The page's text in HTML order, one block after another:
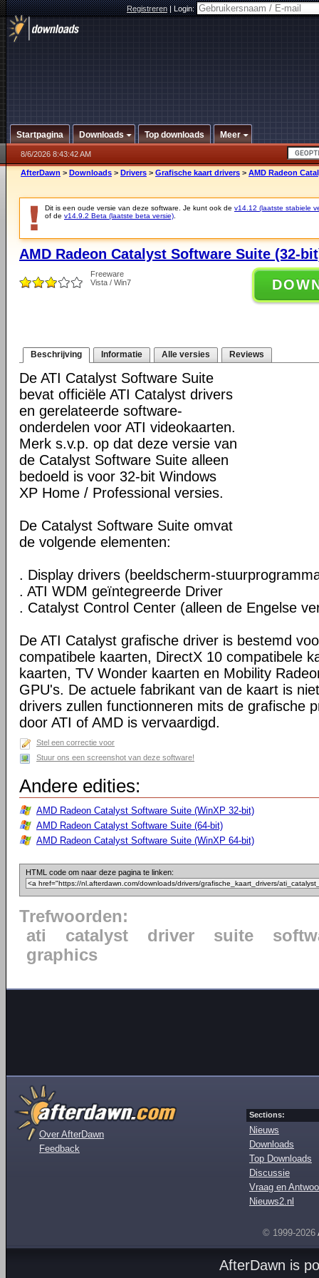
Registreren|Login:
Startpagina Downloads Top downloads Meer
8/6/2026 8:43:42 AM
AfterDawn > Downloads > Drivers > Grafische kaart drivers > AMD Radeon
Dit is een oude versie van deze software. Je kunt ook de v14.12 (laatste stabiele
of de v14.9.2 Beta (laatste beta versie)
AMD Radeon Catalyst Software Suite (32-
Freeware
Vista / Win7
Beschrijving Informatie Alle versies Reviews
De ATI Catalyst Software Suite
bevat officiële ATI Catalyst drivers
en gerelateerde software-
onderdelen voor ATI videokaarten.
Merk s.v.p. op dat deze versie van
de Catalyst Software Suite alleen
bedoeld is voor 32-bit Windows
XP Home / Professional versies.
De Catalyst Software Suite omvat
de volgende elementen:
. Display drivers (beeldscherm-
. ATI WDM geïntegreerde Driver
. Catalyst Control Center (alleen de Engelse
De ATI Catalyst grafische driver is bestemd
compatibele kaarten, DirectX 10 compatibele
kaarten, TV Wonder kaarten en Mobility
GPU's. De actuele fabrikant van de kaart is
drivers zullen functionneren mits de grafische
door ATI of AMD is vervaardigd.
Stel een correctie voor
Stuur ons een screenshot van deze software!
Andere edities:
AMD Radeon Catalyst Software Suite (WinXP 32-bit)
AMD Radeon Catalyst Software Suite (64-bit)
AMD Radeon Catalyst Software Suite (WinXP 64-bit)
HTML code om naar deze pagina te linken:
Trefwoorden:
ati
catalyst driver suite
graphics
Over AfterDawn
Feedback
Sections:
Nieuws
Downloads
Top Downloads
Discussie
Vraag en
Nieuws2.nl
© 1999-2026
AfterDawn is